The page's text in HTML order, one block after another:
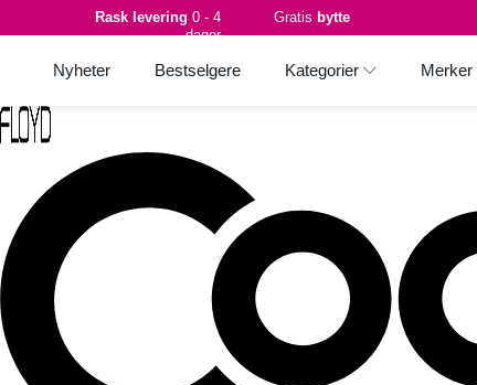
Rask levering 0 - 4
dager
Gratis bytte
Nyheter Bestselgere Kategorier Merker